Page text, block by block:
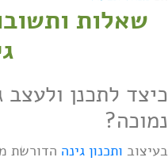
שאלות
כיצד לתכנן
נמוכה?
בעיצוב ותכנון גינה הדורשת